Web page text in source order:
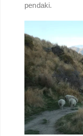
pendaki.